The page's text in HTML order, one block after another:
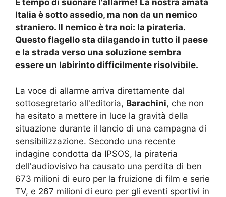
È tempo di suonare l'allarme! La nostra amata
Italia è sotto assedio, ma non da un nemico
straniero. Il nemico è tra noi: la pirateria.
Questo flagello sta dilagando in tutto il paese
e la strada verso una soluzione sembra
essere un labirinto difficilmente risolvibile.
La voce di allarme arriva direttamente dal
sottosegretario all'editoria, Barachini, che non
ha esitato a mettere in luce la gravità della
situazione durante il lancio di una campagna di
sensibilizzazione. Secondo una recente
indagine condotta da IPSOS, la pirateria
dell'audiovisivo ha causato una perdita di ben
673 milioni di euro per la fruizione di film e serie
TV, e 267 milioni di euro per gli eventi sportivi in